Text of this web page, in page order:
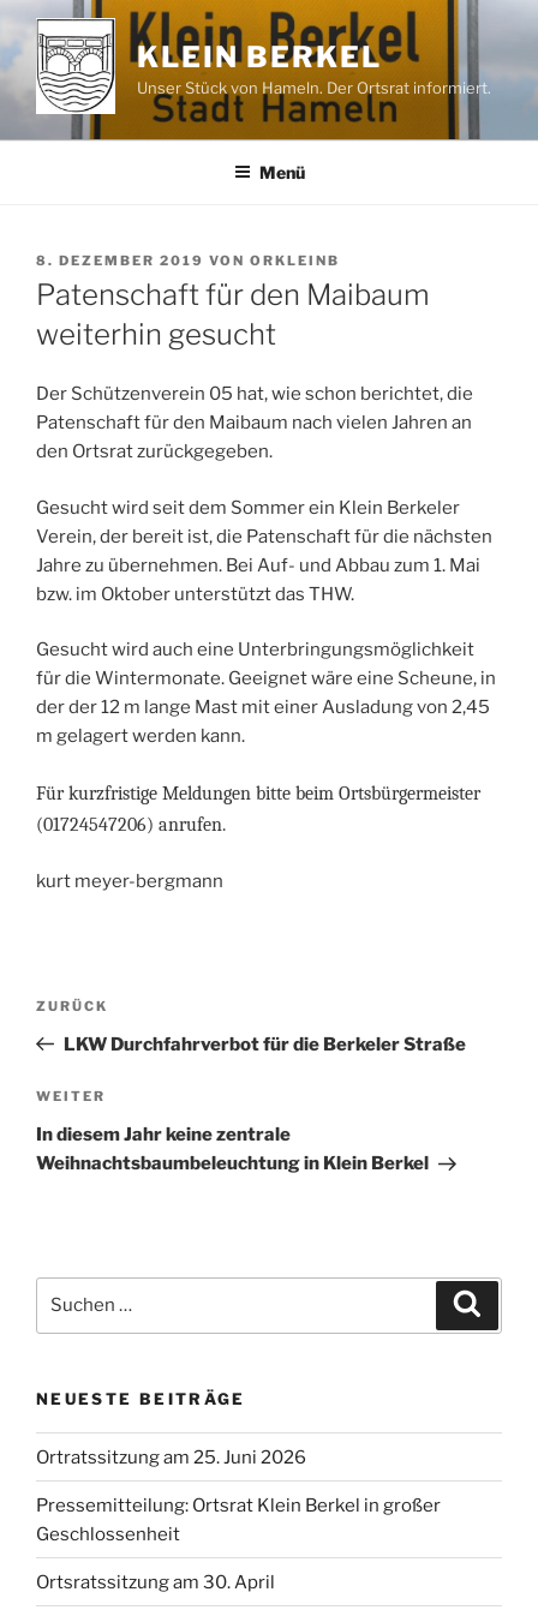
Zum
Inhalt
springen
KLEIN BERKEL
Unser Stück von Hameln. Der Ortsrat informiert.
Menü
VERÖFFENTLICHT
AM
8. DEZEMBER 2019 VON ORKLEINB
Patenschaft für den Maibaum
weiterhin gesucht
Der Schützenverein 05 hat, wie schon berichtet, die
Patenschaft für den Maibaum nach vielen Jahren an
den Ortsrat zurückgegeben.
Gesucht wird seit dem Sommer ein Klein Berkeler
Verein, der bereit ist, die Patenschaft für die nächsten
Jahre zu übernehmen. Bei Auf- und Abbau zum 1. Mai
bzw. im Oktober unterstützt das THW.
Gesucht wird auch eine Unterbringungsmöglichkeit
für die Wintermonate. Geeignet wäre eine Scheune, in
der der 12 m lange Mast mit einer Ausladung von 2,45
m gelagert werden kann.
Für kurzfristige Meldungen bitte beim Ortsbürgermeister
(01724547206) anrufen.
kurt meyer-bergmann
Beitragsnavigation
Vorheriger
Beitrag
ZURÜCK
LKW Durchfahrverbot für die Berkeler Straße
Nächster
Beitrag
WEITER
In diesem Jahr keine zentrale
Weihnachtsbaumbeleuchtung in Klein Berkel
nach:
NEUESTE BEITRÄGE
Ortratssitzung am 25. Juni 2026
Pressemitteilung: Ortsrat Klein Berkel in großer
Geschlossenheit
Ortsratssitzung am 30. April